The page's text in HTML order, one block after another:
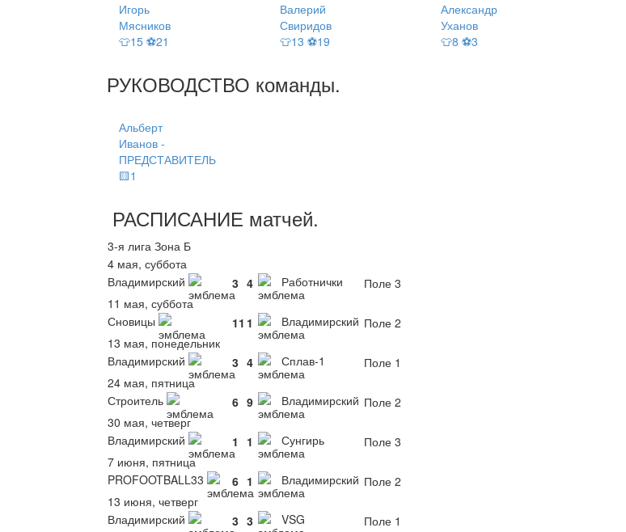
Игорь
Мясников
👕15 ⚽21
Валерий
Свиридов
👕13 ⚽19
Александр
Уханов
👕8 ⚽3
РУКОВОДСТВО команды.
Альберт
Иванов -
ПРЕДСТАВИТЕЛЬ
🟨1
РАСПИСАНИЕ матчей.
3-я лига Зона Б
4 мая, суббота
Владимирский
3 4 Работнички
Поле 3
11 мая, суббота
Сновицы
11 1 Владимирский Поле 2
13 мая, понедельник
Владимирский
3 4 Сплав-1
Поле 1
24 мая, пятница
Строитель
6 9 Владимирский Поле 2
30 мая, четверг
Владимирский
1 1 Сунгирь
Поле 3
7 июня, пятница
PROFOOTBALL33
6 1 Владимирский Поле 2
13 июня, четверг
Владимирский
3 3 VSG
Поле 1